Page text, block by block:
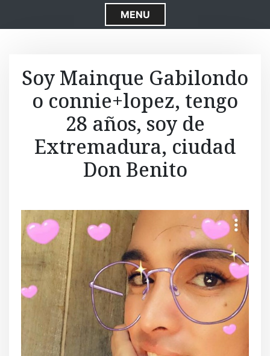
S
k
o
o
n
t
e
n
t
MENU
Soy Mainque Gabilondo
o connie+lopez, tengo
28 años, soy de
Extremadura, ciudad
Don Benito